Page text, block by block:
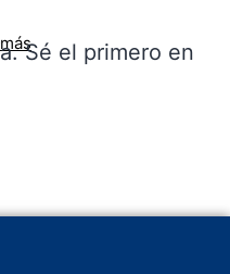
Sé el primero en